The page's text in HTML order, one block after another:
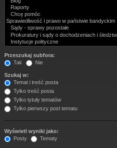
Przeszukaj subfora:
Tak
Nie
Szukaj w:
Temat i treść posta
Tylko treść posta
Tylko tytuły tematów
Tylko pierwszy post tematu
Wyświetl wyniki jako:
Posty
Tematy